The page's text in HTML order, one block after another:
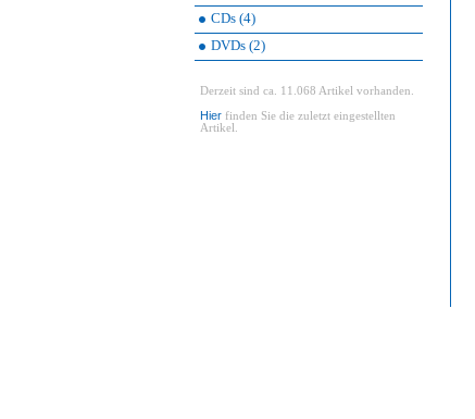
CDs (4)
DVDs (2)
Derzeit sind ca. 11.068 Artikel vorhanden.
Hier finden Sie die zuletzt eingestellten
Artikel.